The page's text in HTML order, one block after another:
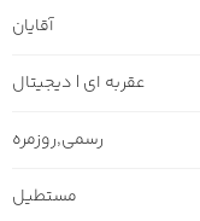
آقایان
عقربه ای | دیجیتال
رسمی,روزمره
مستطیل